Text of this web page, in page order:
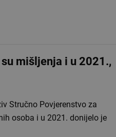
su mišljenja i u 2021.,
Stručno Povjerenstvo za
osoba i u 2021. donijelo je